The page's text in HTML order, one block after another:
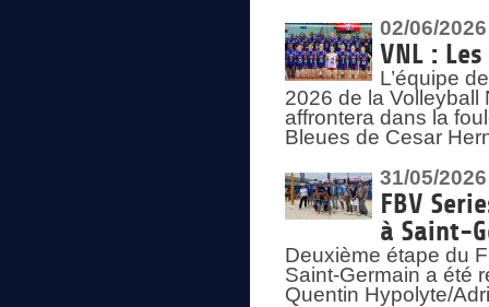
02/06/2026
VNL :
L’équipe
2026 de la
affrontera dans la
Bleues de Cesar
31/05/2026
FBV
à Saint-
Deuxième étape du
Saint-Germain a été
Quentin Hypolyte/